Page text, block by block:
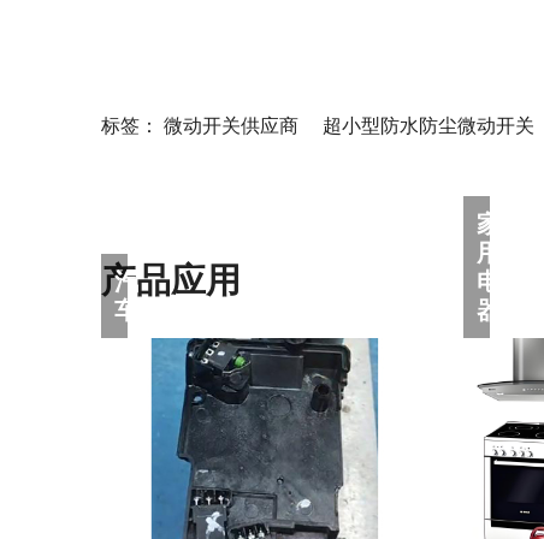
标签： 微动开关供应商 超小型防水防尘微动开关
产品应用
车 器